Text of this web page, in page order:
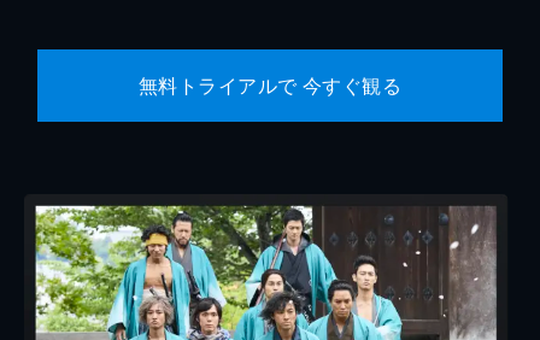
無料トライアルで 今すぐ観る